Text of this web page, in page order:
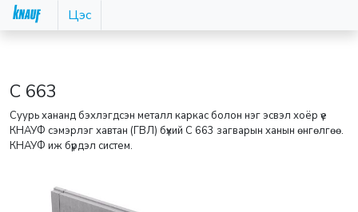
Цэс
С 663
Суурь хананд бэхлэгдсэн металл каркас болон нэг эсвэл хоёр үе
КНАУФ сэмэрлэг хавтан (ГВЛ) бүхий С 663 загварын ханын өнгөлгөө.
КНАУФ иж бүрдэл систем.